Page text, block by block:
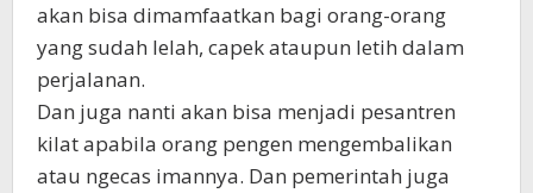
akan bisa dimamfaatkan bagi orang-orang
yang sudah lelah, capek ataupun letih dalam
perjalanan.
Dan juga nanti akan bisa menjadi pesantren
kilat apabila orang pengen mengembalikan
atau ngecas imannya. Dan pemerintah juga